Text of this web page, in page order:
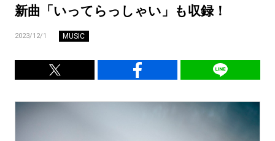
新曲「いってらっしゃい」も収録！
2023/12/1 MUSIC